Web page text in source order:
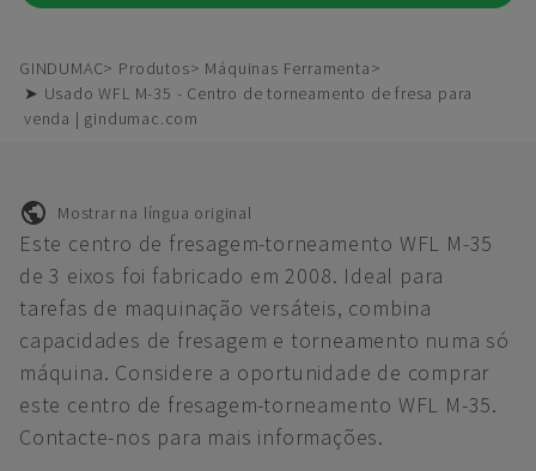
GINDUMAC Produtos
Máquinas Ferramenta
➤ Usado WFL M-35 - Centro de torneamento de fresa para
venda | gindumac.com
Mostrar na língua original
Este centro de fresagem-torneamento WFL M-35
de 3 eixos foi fabricado em 2008. Ideal para
tarefas de maquinação versáteis, combina
capacidades de fresagem e torneamento numa só
máquina. Considere a oportunidade de comprar
este centro de fresagem-torneamento WFL M-35.
Contacte-nos para mais informações.